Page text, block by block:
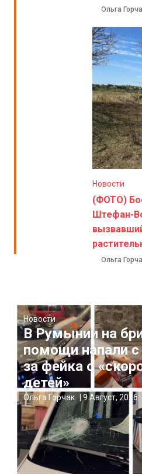
Ольга
Новости
(ФОТО)
Штефан-
Ольга
Новости
В Румынии на
помощи напали
за фейка о
детей»
Ольга Горчак 9 Август, 2026